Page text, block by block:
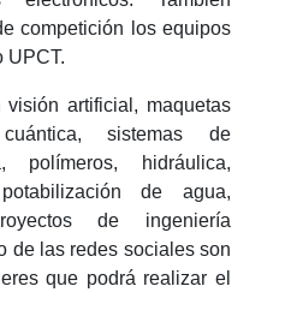
competición los equipos
UPCT.
artificial, maquetas
sistemas de
polímeros, hidráulica,
de agua,
de ingeniería
de las redes sociales son
que podrá realizar el